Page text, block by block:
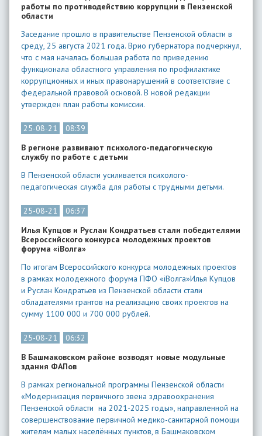
работы по противодействию коррупции в Пензенской
области
Заседание прошло в правительстве Пензенской области в
среду, 25 августа 2021 года. Врио губернатора подчеркнул,
что с мая началась большая работа по приведению
функционала областного управления по профилактике
коррупционных и иных правонарушений в соответствие с
федеральной правовой основой. В новой редакции
утвержден план работы комиссии.
25-08-21
08:39
В регионе развивают психолого-педагогическую
службу по работе с детьми
В Пензенской области усиливается психолого-
педагогическая служба для работы с трудными детьми.
25-08-21
06:37
Илья Купцов и Руслан Кондратьев стали победителями
Всероссийского конкурса молодежных проектов
форума «iВолга»
По итогам Всероссийского конкурса молодежных проектов
в рамках молодежного форума ПФО «iВолга»Илья Купцов
и Руслан Кондратьев из Пензенской области стали
обладателями грантов на реализацию своих проектов на
сумму 1100 000 и 700 000 рублей.
25-08-21
06:32
В Башмаковском районе возводят новые модульные
здания ФАПов
В рамках региональной программы Пензенской области
«Модернизация первичного звена здравоохранения
Пензенской области на 2021-2025 годы», направленной на
совершенствование первичной медико-санитарной помощи
жителям малых населённых пунктов, в Башмаковском